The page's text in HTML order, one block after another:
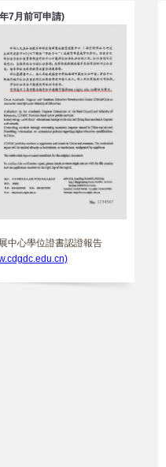
7月前可申請)
中心學位證書認證報告